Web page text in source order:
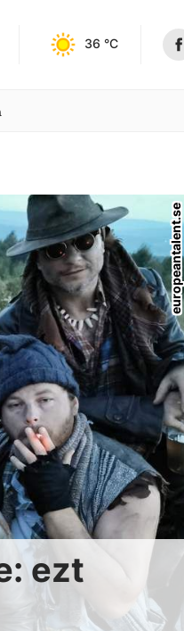
36 °C
europeantalent.se
ezt